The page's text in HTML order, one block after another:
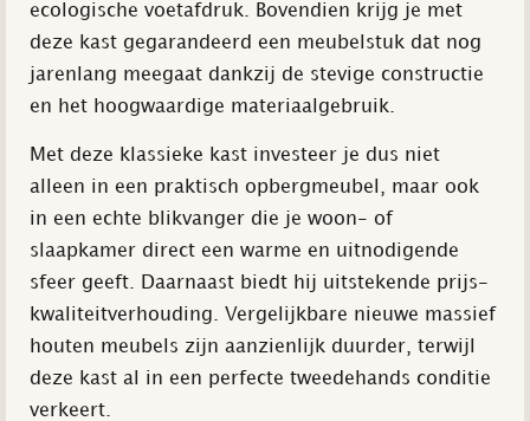
ecologische voetafdruk. Bovendien krijg je met
deze kast gegarandeerd een meubelstuk dat nog
jarenlang meegaat dankzij de stevige constructie
en het hoogwaardige materiaalgebruik.
Met deze klassieke kast investeer je dus niet
alleen in een praktisch opbergmeubel, maar ook
in een echte blikvanger die je woon- of
slaapkamer direct een warme en uitnodigende
sfeer geeft. Daarnaast biedt hij uitstekende prijs-
kwaliteitverhouding. Vergelijkbare nieuwe massief
houten meubels zijn aanzienlijk duurder, terwijl
deze kast al in een perfecte tweedehands conditie
verkeert.